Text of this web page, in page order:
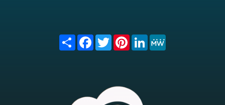
Share FacebookTwitterPinterest
LinkedIn